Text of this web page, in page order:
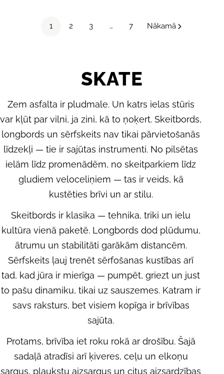
1 2 3 … 7 Nākamā
K
A
T
E
G
O
R
I
J
A
SKATE
Zem asfalta ir pludmale. Un katrs ielas stūris
var kļūt par vilni, ja zini, kā to ņoķert. Skeitbords,
longbords un sērfskeits nav tikai pārvietošanās
līdzekļi — tie ir sajūtas instrumenti. No pilsētas
ielām līdz promenādēm, no skeitparkiem līdz
gludiem veloceliņiem — tas ir veids, kā
kustēties brīvi un ar stilu.
Skeitbords ir klasika — tehnika, triki un ielu
kultūra vienā paketē. Longbords dod plūdumu,
ātrumu un stabilitāti garākām distancēm.
Sērfskeits ļauj trenēt sērfošanas kustības arī
tad, kad jūra ir mierīga — pumpēt, griezt un just
to pašu dinamiku, tikai uz sauszemes. Katram ir
savs raksturs, bet visiem kopīga ir brīvības
sajūta.
Protams, brīvība iet roku rokā ar drošību. Šajā
sadaļā atradīsi arī ķiveres, ceļu un elkoņu
sargus, plaukstu aizsargus un citus aizsardzības